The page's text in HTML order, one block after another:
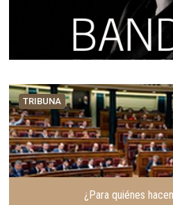
TRIBUNA
¿Para quiénes